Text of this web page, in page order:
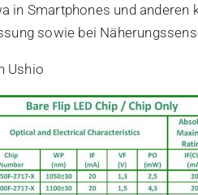
in Smartphones und anderen
sowie bei
Ushio